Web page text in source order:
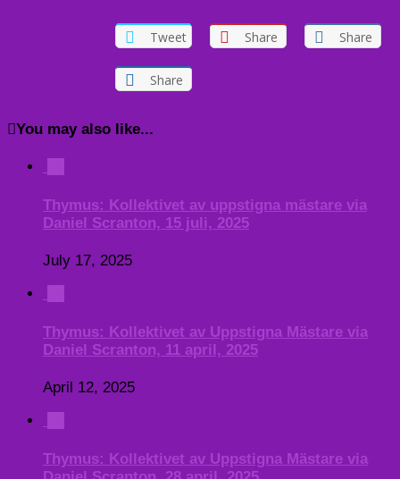
Tweet Share Share
Share
You may also like...
Thymus: Kollektivet av uppstigna mästare via
Daniel Scranton, 15 juli, 2025
July 17, 2025
Thymus: Kollektivet av Uppstigna Mästare via
Daniel Scranton, 11 april, 2025
April 12, 2025
Thymus: Kollektivet av Uppstigna Mästare via